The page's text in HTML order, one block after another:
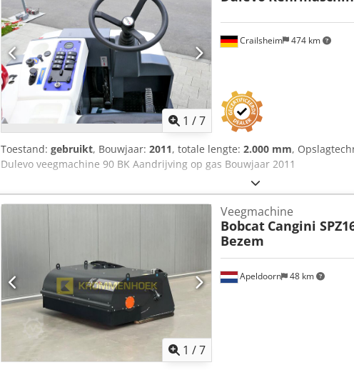
1 /7
Crailsheim 474 km
Toestand: gebruikt, Bouwjaar: 2011, totale lengte: 2.000 mm,
Dulevo veegmachine 90 BK Aandrijving op gas Bouwjaar 2011
1 /7
Apeldoorn 48 km
Veegmachine
Bobcat Cangini
Bezem